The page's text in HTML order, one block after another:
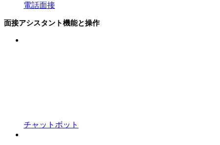
電話面接
面接アシスタント機能と操作
チャットボット